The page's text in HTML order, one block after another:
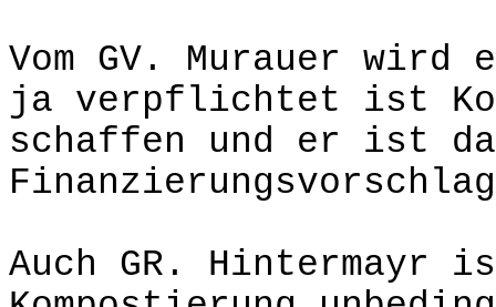
Vom GV. Murauer
ja verpflichtet ist
schaffen und er ist
Auch GR. Hintermayr